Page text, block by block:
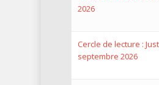
2026
Cercle de lecture :
septembre 2026